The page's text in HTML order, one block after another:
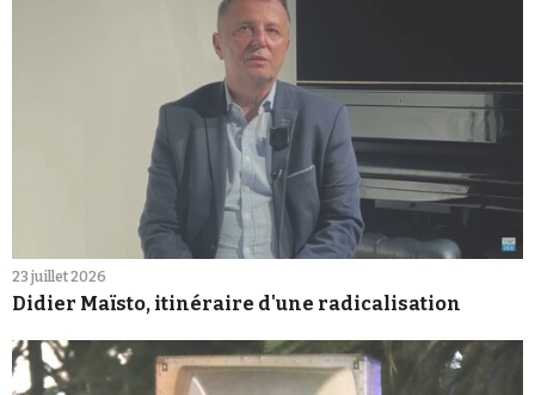
23 juillet 2026
Didier Maïsto, itinéraire d'une radicalisation